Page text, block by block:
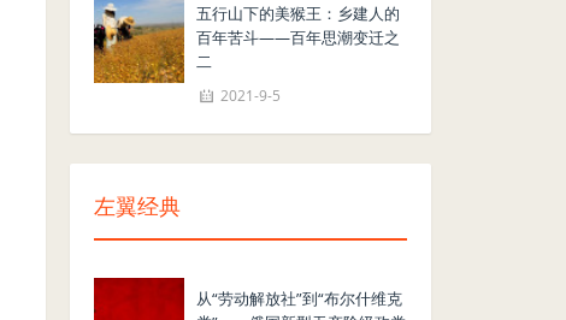
五行山下的美猴王：乡建人的
百年苦斗——百年思潮变迁之
二
2021-9-5
左翼经典
从“劳动解放社”到“布尔什维克